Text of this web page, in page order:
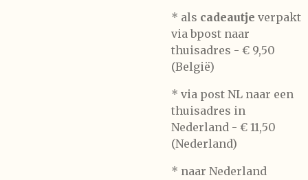
* als cadeautje verpakt
via bpost naar
thuisadres - € 9,50
(België)
* via post NL naar een
thuisadres in
Nederland - € 11,50
(Nederland)
* naar Nederland